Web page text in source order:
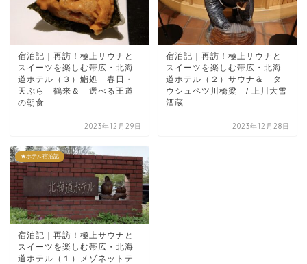
宿泊記｜再訪！極上サウナと
スイーツを楽しむ帯広・北海
道ホテル（３）鮨処 春日・
天ぷら 鶴来＆ 選べる王道
の朝食
2023年12月29日
宿泊記｜再訪！極上サウナと
スイーツを楽しむ帯広・北海
道ホテル（２）サウナ＆ タ
ウシュベツ川橋梁 / 上川大雪
酒蔵
2023年12月28日
★ホテル宿泊記
宿泊記｜再訪！極上サウナと
スイーツを楽しむ帯広・北海
道ホテル（１）メゾネットテ